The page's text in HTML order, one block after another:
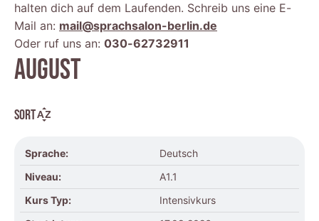
halten dich auf dem Laufenden. Schreib uns eine E-
Mail an: mail@sprachsalon-berlin.de
Oder ruf uns an: 030-62732911
AUGUST
Sort
Sprache:
Deutsch
Niveau:
A1.1
Kurs Typ:
Intensivkurs